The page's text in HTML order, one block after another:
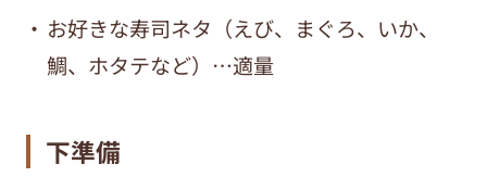
お好きな寿司ネタ（えび、まぐろ、いか、
鯛、ホタテなど）…適量
下準備